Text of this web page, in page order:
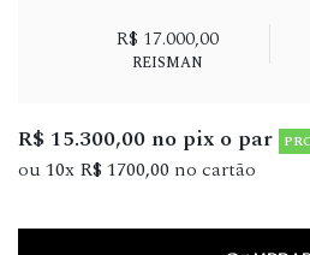
R$ 17.000,00
REISMAN
R$ 15.300,00 no pix o par
ou 10x R$ 1700,00 no cartão